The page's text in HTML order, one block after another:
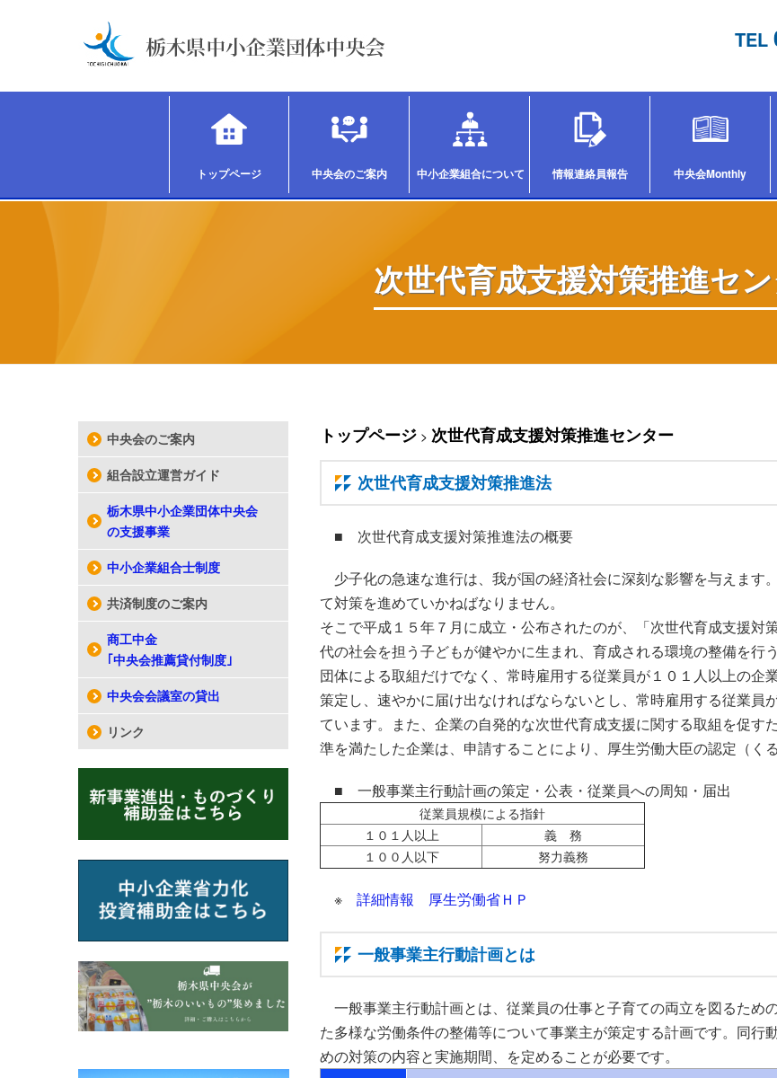
TEL
トップページ 中央会のご案内 中小企業組合について 情報連絡員報告 中央会Monthly
次世代育成支援対策推進セ
トップページ > 次世代育成支援対策推進センター
次世代育成支援対策推進法
■ 次世代育成支援対策推進法の概要
少子化の急速な進行は、我が国の経済社会に深刻な影響を与えます
て対策を進めていかねばなりません。
そこで平成１５年７月に成立・公布されたのが、「次世代育成支援
代の社会を担う子どもが健やかに生まれ、育成される環境の整備を
団体による取組だけでなく、常時雇用する従業員が１０１人以上の
策定し、速やかに届け出なければならないとし、常時雇用する従業員
ています。また、企業の自発的な次世代育成支援に関する取組を促
準を満たした企業は、申請することにより、厚生労働大臣の認定（く
■ 一般事業主行動計画の策定・公表・従業員への周知・届出
従業員規模による指針
１０１人以上
義 務
１００人以下
努力義務
※詳細情報 厚生労働省ＨＰ
一般事業主行動計画とは
一般事業主行動計画とは、従業員の仕事と子育ての両立を図るた
た多様な労働条件の整備等について事業主が策定する計画です。同
めの対策の内容と実施期間、を定めることが必要です。
中央会のご案内
組合設立運営ガイド
栃木県中小企業団体中央会
の支援事業
中小企業組合士制度
共済制度のご案内
商工中金
｢中央会推薦貸付制度｣
中央会会議室の貸出
リンク